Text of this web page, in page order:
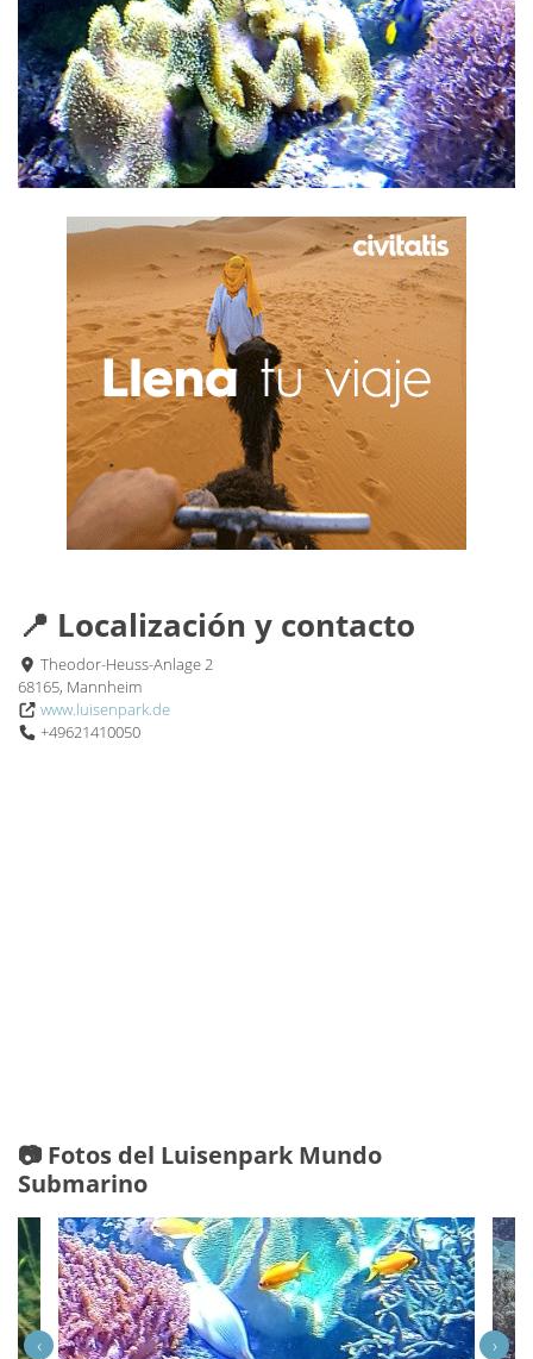
📍 Localización y contacto
Theodor-Heuss-Anlage 2
68165, Mannheim
www.luisenpark.de
+49621410050
📷 Fotos del Luisenpark Mundo
Submarino
‹ ›